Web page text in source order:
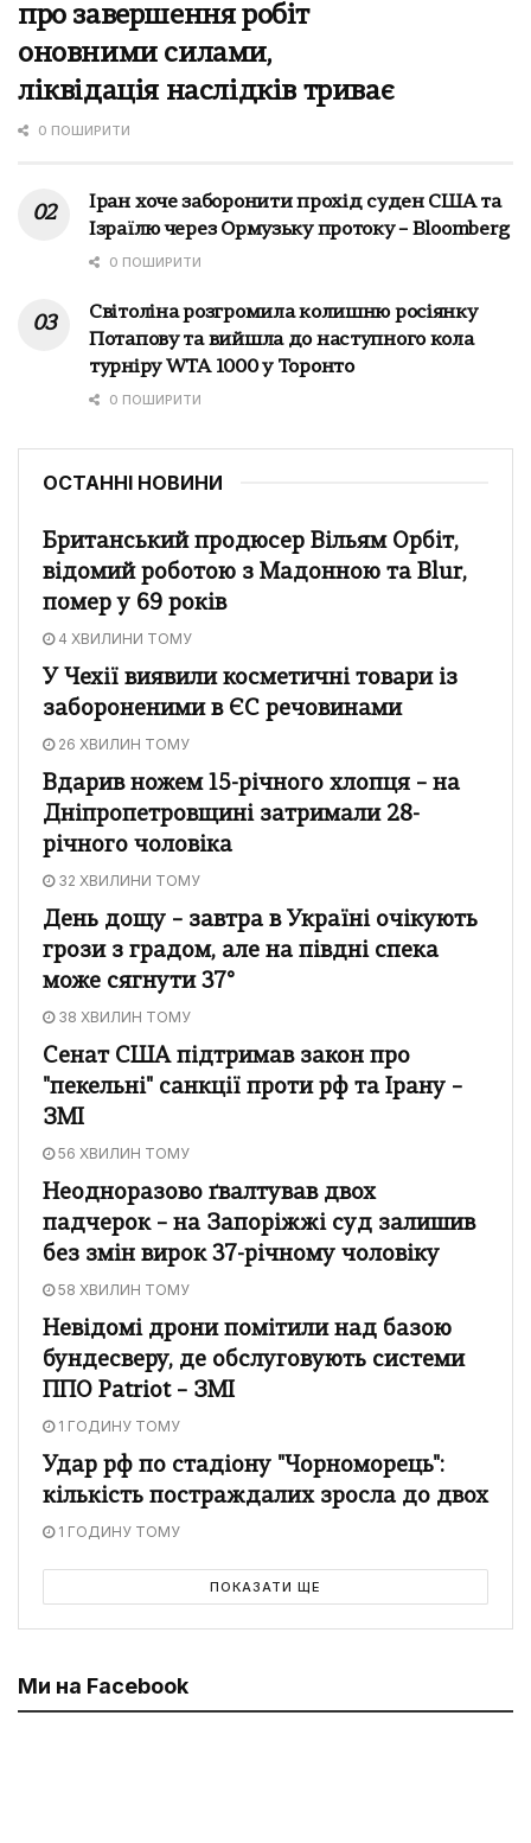
про завершення робіт
оновними силами,
ліквідація наслідків триває
0 ПОШИРИТИ
Іран хоче заборонити прохід суден США та
Ізраїлю через Ормузьку протоку – Bloomberg
0 ПОШИРИТИ
Світоліна розгромила колишню росіянку
Потапову та вийшла до наступного кола
турніру WTA 1000 у Торонто
0 ПОШИРИТИ
ОСТАННІ НОВИНИ
Британський продюсер Вільям Орбіт,
відомий роботою з Мадонною та Blur,
помер у 69 років
4 ХВИЛИНИ ТОМУ
У Чехії виявили косметичні товари із
забороненими в ЄС речовинами
26 ХВИЛИН ТОМУ
Вдарив ножем 15-річного хлопця – на
Дніпропетровщині затримали 28-
річного чоловіка
32 ХВИЛИНИ ТОМУ
День дощу – завтра в Україні очікують
грози з градом, але на півдні спека
може сягнути 37°
38 ХВИЛИН ТОМУ
Сенат США підтримав закон про
"пекельні" санкції проти рф та Ірану –
ЗМІ
56 ХВИЛИН ТОМУ
Неодноразово ґвалтував двох
падчерок – на Запоріжжі суд залишив
без змін вирок 37-річному чоловіку
58 ХВИЛИН ТОМУ
Невідомі дрони помітили над базою
бундесверу, де обслуговують системи
ППО Patriot – ЗМІ
1 ГОДИНУ ТОМУ
Удар рф по стадіону "Чорноморець":
кількість постраждалих зросла до двох
1 ГОДИНУ ТОМУ
ПОКАЗАТИ ЩЕ
Ми на Facebook